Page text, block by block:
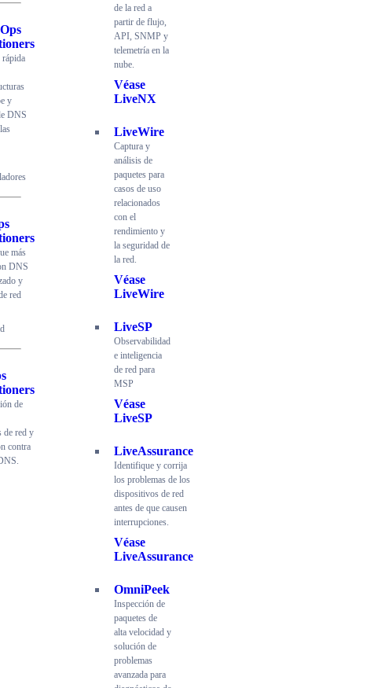
y
DNS
más
DNS
y
red
de
de red y
contra
de la red a
partir de flujo,
API, SNMP y
telemetría en la
nube.
Véase
LiveNX
LiveWire
Captura y
análisis de
paquetes para
casos de uso
relacionados
con el
rendimiento y
la seguridad de
la red.
Véase
LiveWire
LiveSP
Observabilidad
e inteligencia
de red para
MSP
Véase
LiveSP
LiveAssurance
Identifique y corrija
los problemas de los
dispositivos de red
antes de que causen
interrupciones.
Véase
LiveAssurance
OmniPeek
Inspección de
paquetes de
alta velocidad y
solución de
problemas
avanzada para